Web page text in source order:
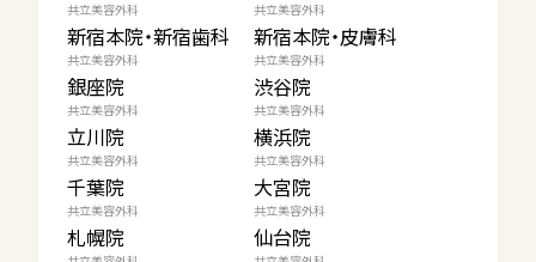
共立美容外科
新宿本院・新宿歯科
共立美容外科
新宿本院・皮膚科
共立美容外科
銀座院
共立美容外科
渋谷院
共立美容外科
立川院
共立美容外科
横浜院
共立美容外科
千葉院
共立美容外科
大宮院
共立美容外科
札幌院
共立美容外科
仙台院